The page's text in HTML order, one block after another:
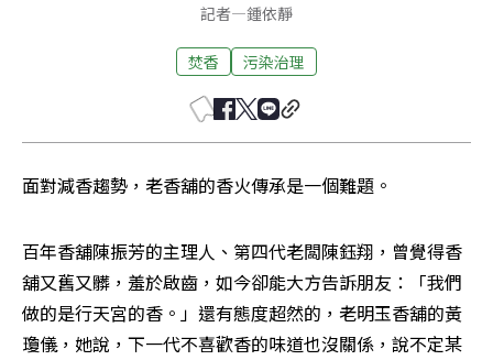
記者—鍾依靜
焚香 污染治理
面對減香趨勢，老香舖的香火傳承是一個難題。
百年香舖陳振芳的主理人、第四代老闆陳鈺翔，曾覺得香
舖又舊又髒，羞於啟齒，如今卻能大方告訴朋友：「我們
做的是行天宮的香。」還有態度超然的，老明玉香舖的黃
瓊儀，她說，下一代不喜歡香的味道也沒關係，說不定某